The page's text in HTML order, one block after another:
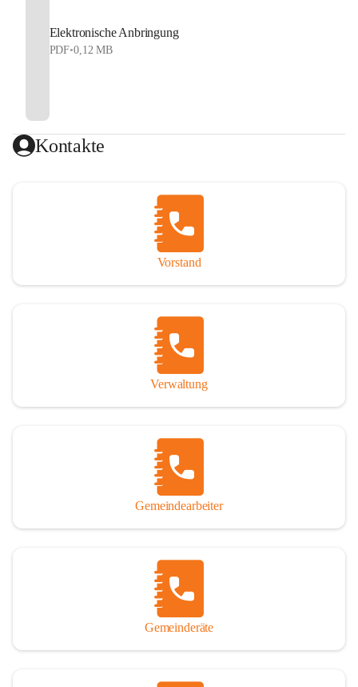
Elektronische Anbringung
PDF•0,12 MB
Kontakte
Vorstand
Verwaltung
Gemeindearbeiter
Gemeinderäte